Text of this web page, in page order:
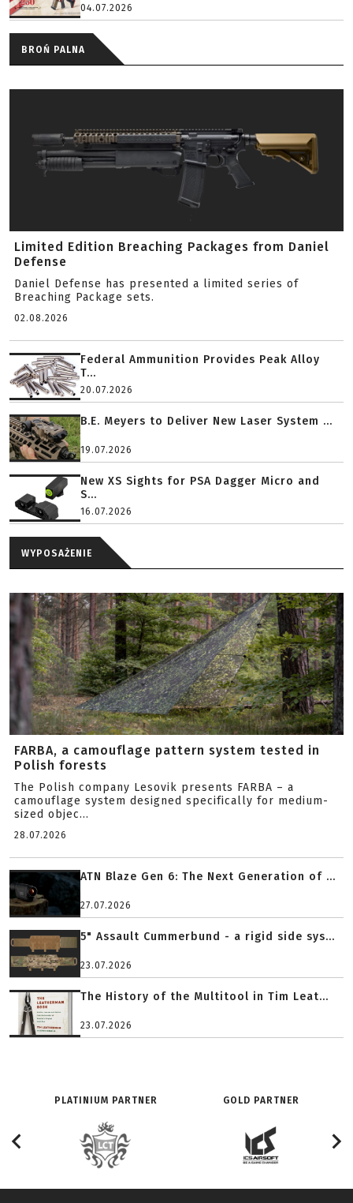
04.07.2026
BROŃ PALNA
Limited Edition Breaching Packages from Daniel
Defense
Daniel Defense has presented a limited series of
Breaching Package sets.
02.08.2026
Federal Ammunition Provides Peak Alloy
T...
20.07.2026
B.E. Meyers to Deliver New Laser System ...
19.07.2026
New XS Sights for PSA Dagger Micro and
S...
16.07.2026
WYPOSAŻENIE
FARBA, a camouflage pattern system tested in
Polish forests
The Polish company Lesovik presents FARBA – a
camouflage system designed specifically for medium-
sized objec...
28.07.2026
ATN Blaze Gen 6: The Next Generation of ...
27.07.2026
5" Assault Cummerbund - a rigid side sys...
23.07.2026
The History of the Multitool in Tim Leat...
23.07.2026
PLATINIUM PARTNER GOLD PARTNER